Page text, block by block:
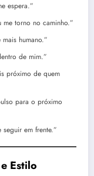
espera.”
torno no caminho.”
humano.”
de mim.”
próximo de quem
para o próximo
em frente.”
Estilo